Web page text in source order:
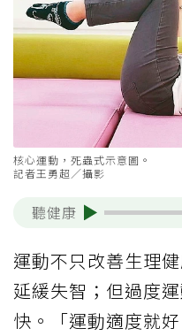
核心運動，死蟲式示意圖。
記者王勇超／攝影
聽健康
運動不只改善生理
延緩失智；但過度
快。「運動適度就